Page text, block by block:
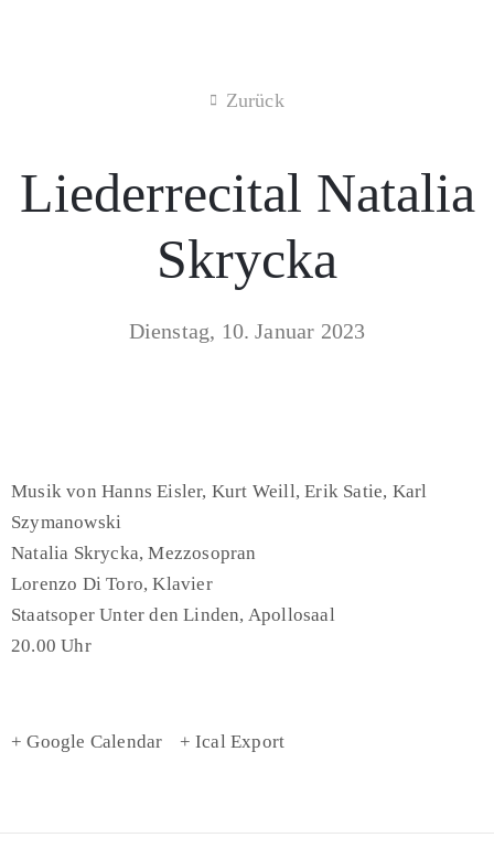
Zurück
Liederrecital Natalia
Skrycka
Dienstag, 10. Januar 2023
Musik von Hanns Eisler, Kurt Weill, Erik Satie, Karl
Szymanowski
Natalia Skrycka, Mezzosopran
Lorenzo Di Toro, Klavier
Staatsoper Unter den Linden, Apollosaal
20.00 Uhr
+ Google Calendar + Ical Export